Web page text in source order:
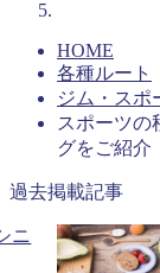
HOME
各種ルート
ジム・スポ
スポーツの
グをご紹介
過去掲載記事